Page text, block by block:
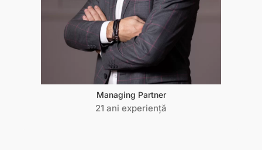
Managing Partner
21 ani experiență